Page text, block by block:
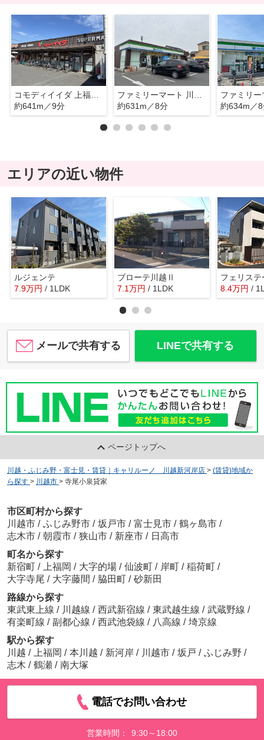
コモディイイダ 上福岡店
約641m／9分
約631m／8分
ファミリー
約634m／
エリアの近い物件
ルジェンテ
7.9万円 / 1LDK
ブローテ川越Ⅱ
7.1万円 / 1LDK
フェリス
8.4万円 /
メールで共有する LINEで共有する
ページトップへ
川越・ふじみ野・富士見・賃貸｜キャリルーノ 川越新河岸店 > (賃貸)地域か
ら探す > 川越市 > 寺尾小泉貸家
市区町村から探す
川越市 / ふじみ野市 / 坂戸市 / 富士見市 / 鶴ヶ島市 /
志木市 / 朝霞市 / 狭山市 / 新座市 / 日高市
町名から探す
新宿町 / 上福岡 / 大字的場 / 仙波町 / 岸町 / 稲荷町 /
大字寺尾 / 大字藤間 / 脇田町 / 砂新田
路線から探す
東武東上線 / 川越線 / 西武新宿線 / 東武越生線 / 武蔵野線 /
有楽町線 / 副都心線 / 西武池袋線 / 八高線 / 埼京線
駅から探す
川越 / 上福岡 / 本川越 / 新河岸 / 川越市 / 坂戸 / ふじみ野 /
志木 / 鶴瀬 / 南大塚
電話でお問い合わせ
営業時間：
9:30～18:00